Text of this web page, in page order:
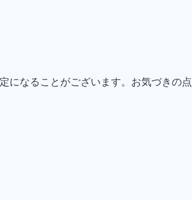
になることがございます。お気づきの